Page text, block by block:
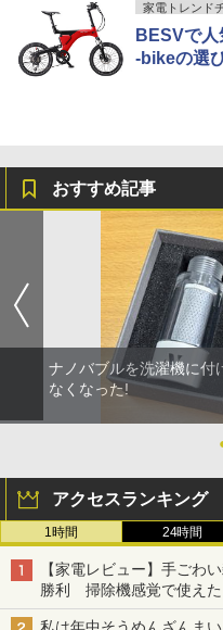
家電トレンド
BESVで
-bikeの選
おすすめ記事
ナノバブルを洗濯機に付
なくなった!
アクセスランキング
1時間 24時間
【家電レビュー】手ごわ
勝利 掃除機感覚で使えた